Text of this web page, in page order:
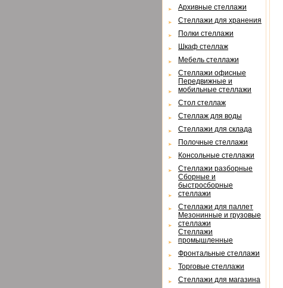
Архивные стеллажи
Cтеллажи для хранения
Полки стеллажи
Шкаф стеллаж
Мебель стеллажи
Cтеллажи офисные
Передвижные и
мобильные стеллажи
Cтол стеллаж
Cтеллаж для воды
Cтеллажи для склада
Полочные стеллажи
Консольные стеллажи
Cтеллажи разборные
Cборные и
быстросборные
стеллажи
Cтеллажи для паллет
Мезонинные и грузовые
стеллажи
Cтеллажи
промышленные
Фронтальные стеллажи
Торговые стеллажи
Cтеллажи для магазина